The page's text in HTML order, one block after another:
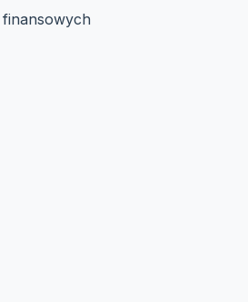
finansowych